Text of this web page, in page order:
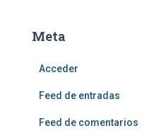
Meta
Acceder
Feed de entradas
Feed de comentarios